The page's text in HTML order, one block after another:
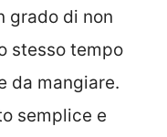
grado di non
stesso tempo
da mangiare.
semplice e